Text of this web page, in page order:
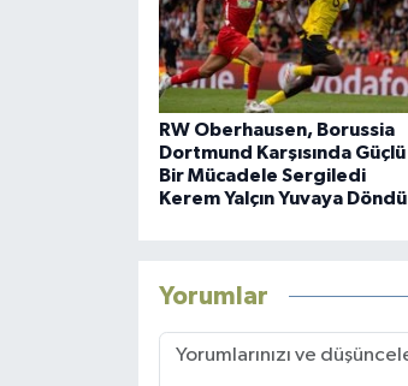
RW Oberhausen, Borussia
Dortmund Karşısında Güçlü
Bir Mücadele Sergiledi
Kerem Yalçın Yuvaya Döndü
Yorumlar